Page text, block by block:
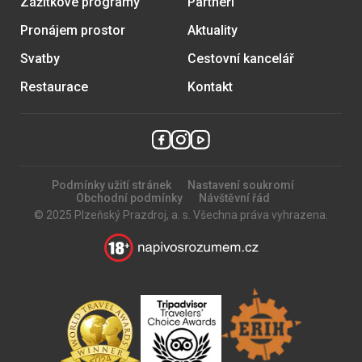
Pronájem prostor
Svatby
Restaurace
Aktuality
Cestovní kancelář
Kontakt
Podmínky užití stránek
Nastavení soukromí
Obchodní podmínky
Návštěvní řád
© 2025 Plzeňský Prazdroj, a. s. Všechna práva vyhrazena.